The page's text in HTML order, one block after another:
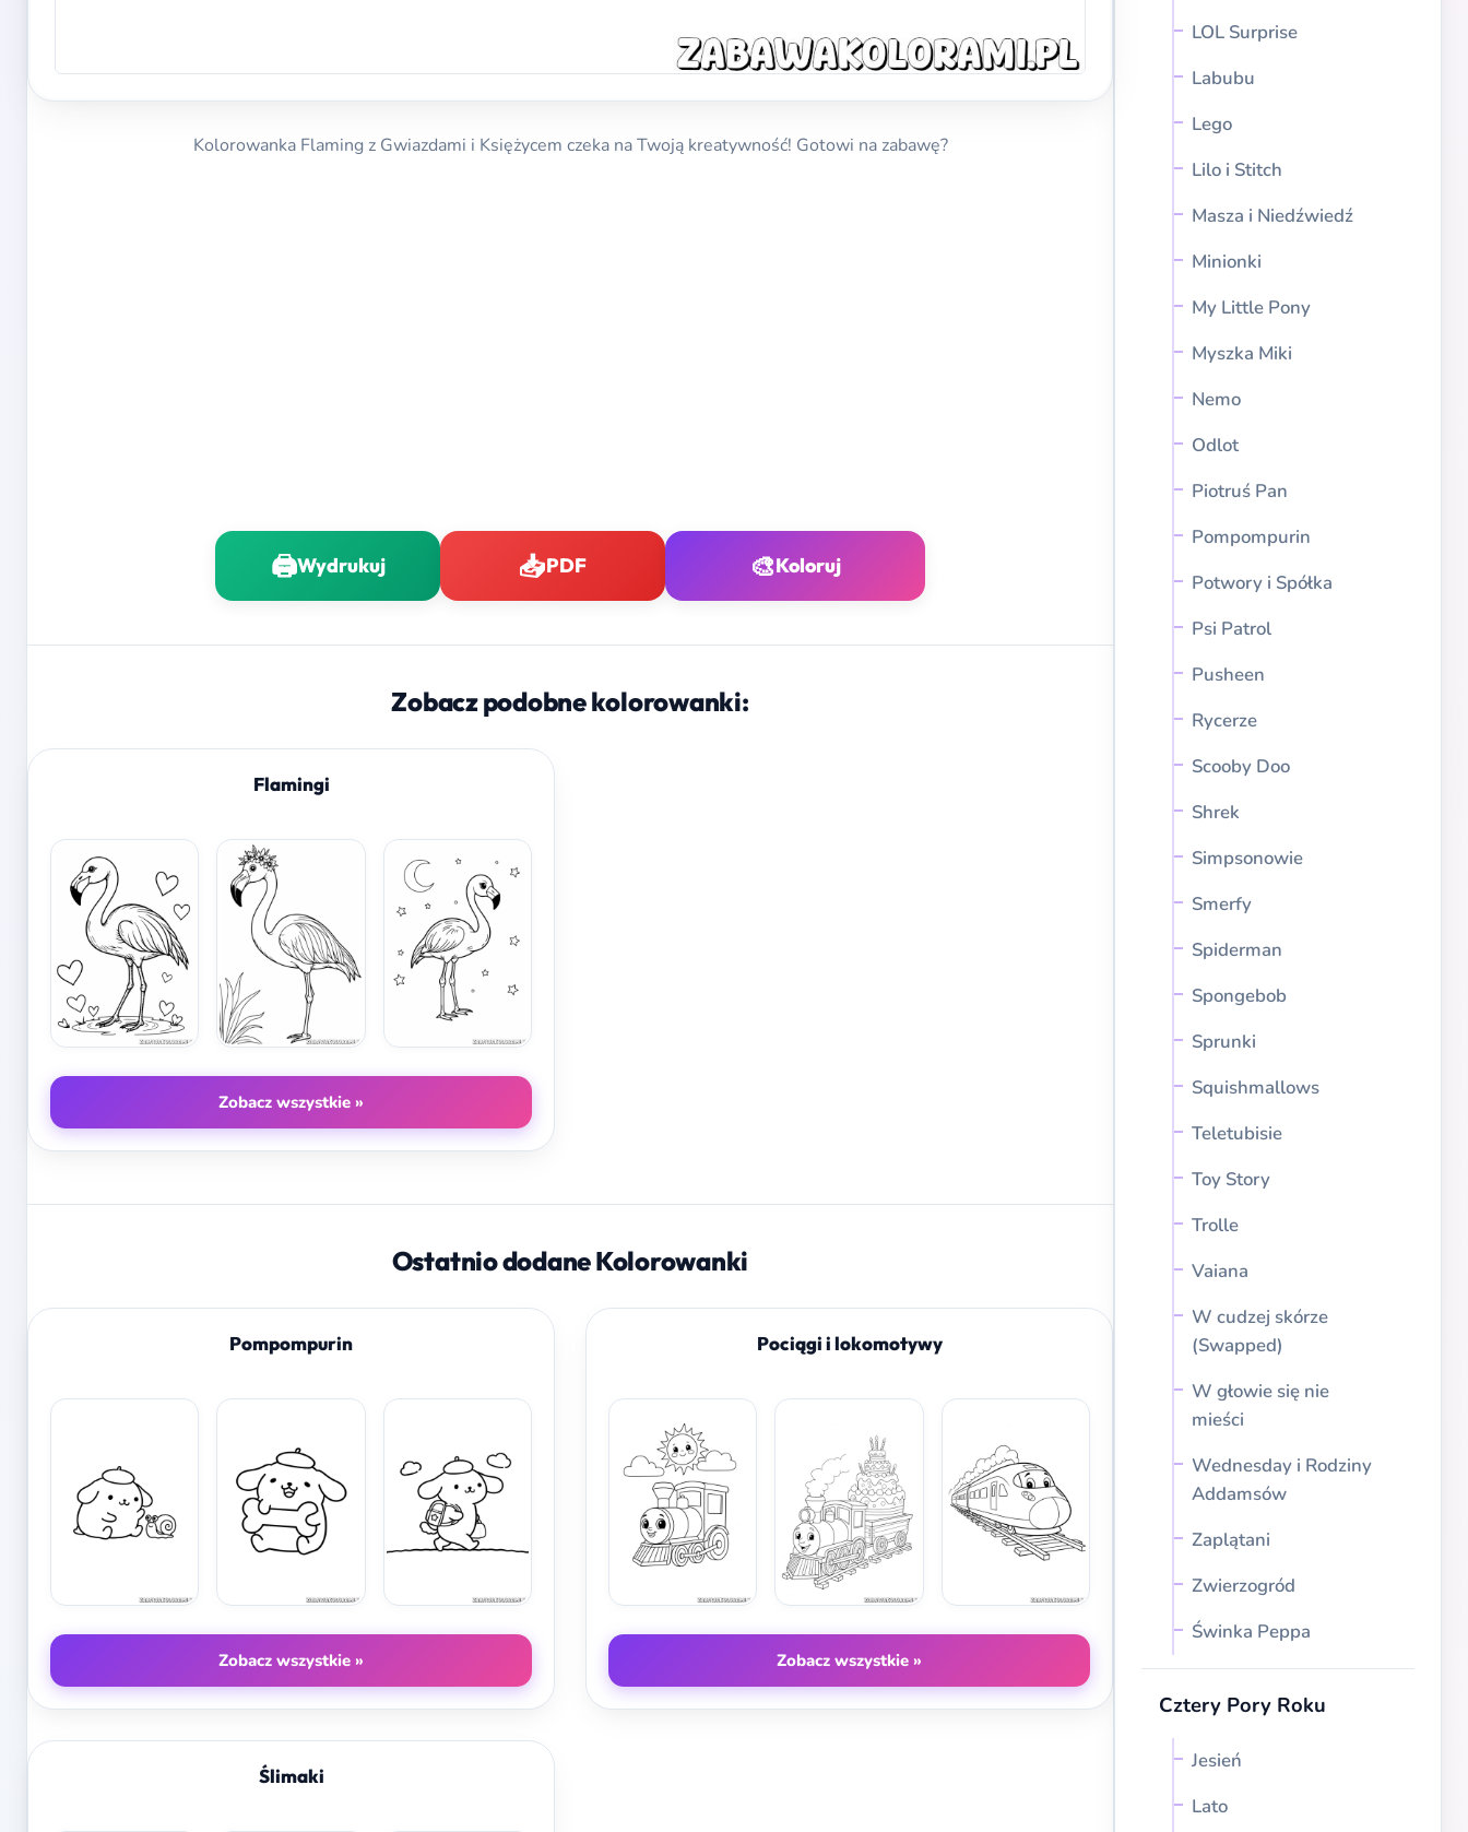
LOL Surprise
Labubu
Lego
Lilo i Stitch
Masza i Niedźwiedź
Minionki
My Little Pony
Myszka Miki
Nemo
Odlot
Piotruś Pan
Pompompurin
Potwory i Spółka
Psi Patrol
Pusheen
Rycerze
Scooby Doo
Shrek
Simpsonowie
Smerfy
Spiderman
Spongebob
Sprunki
Squishmallows
Teletubisie
Toy Story
Trolle
Vaiana
W cudzej skórze
(Swapped)
W głowie się nie
mieści
Wednesday i Rodziny
Addamsów
Zaplątani
Zwierzogród
Świnka Peppa
Cztery Pory Roku
Jesień
Lato
Kolorowanka Flaming z Gwiazdami i Księżycem czeka na Twoją kreatywność! Gotowi na zabawę?
🖨️Wydrukuj 📥PDF 🎨Koloruj
Zobacz podobne kolorowanki:
Flamingi
Zobacz wszystkie »
Ostatnio dodane Kolorowanki
Pompompurin
Zobacz wszystkie »
Pociągi i lokomotywy
Zobacz wszystkie »
Ślimaki